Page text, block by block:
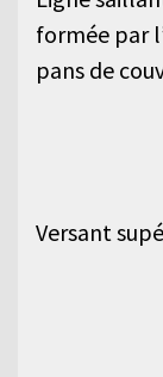
formée par
pans de
Versant